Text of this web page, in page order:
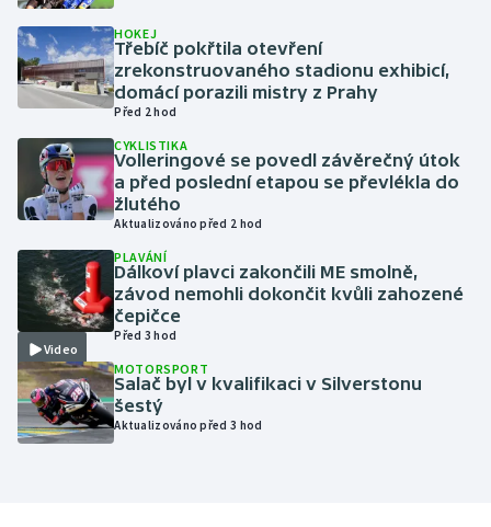
Jezdectví
Judo
Krasobruslení
Lezení
Lyže a snowboard
Moderní pětiboj
Motorsport
Olympijské hry
Parasport
HOKEJ
Třebíč pokřtila otevření
zrekonstruovaného stadionu exhibicí,
domácí porazili mistry z Prahy
Před 2 hod
CYKLISTIKA
Volleringové se povedl závěrečný útok
a před poslední etapou se převlékla do
žlutého
Aktualizováno před 2 hod
Video
PLAVÁNÍ
Dálkoví plavci zakončili ME smolně,
závod nemohli dokončit kvůli zahozené
čepičce
Před 3 hod
MOTORSPORT
Salač byl v kvalifikaci v Silverstonu
šestý
Aktualizováno před 3 hod